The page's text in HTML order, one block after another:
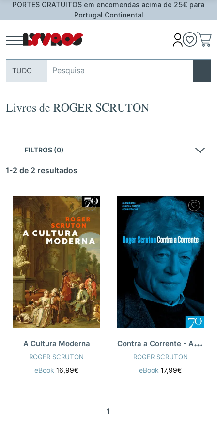
em encomendas acima de 25€ para
Oferta de Toalha
TUDO
Livros de ROGER SCRUTON
FILTROS (0)
1-2 de 2 resultados
A Cultura Moderna
ROGER SCRUTON
eBook16,99€
C
ontra a Corrente - As Melhores Colunas
ROGER SCRUTON
eBook17,99€
1